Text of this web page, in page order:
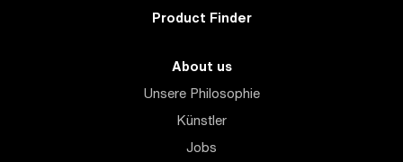
Product Finder
About us
Unsere Philosophie
Künstler
Jobs